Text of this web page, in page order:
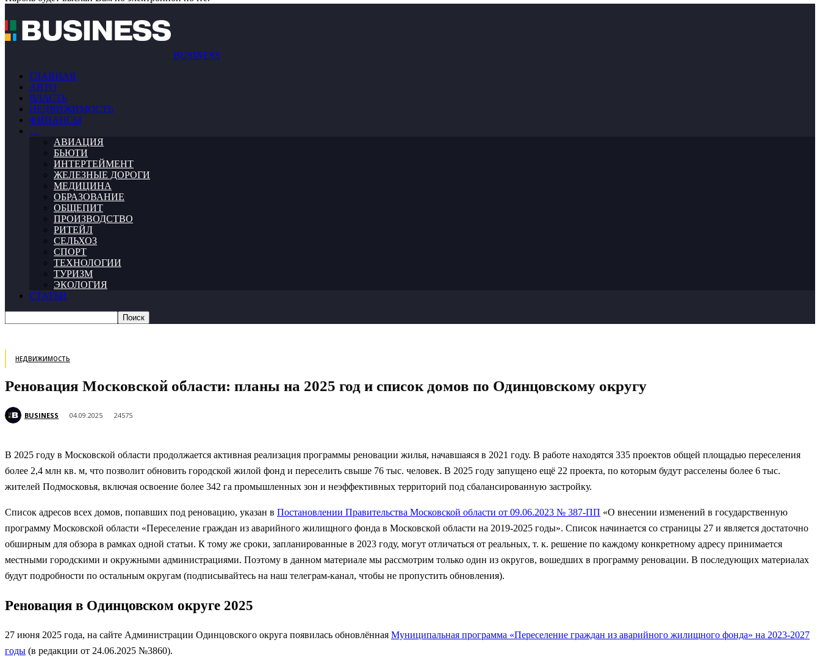
BUSINESS
ГЛАВНАЯ
АВТО
ВЛАСТЬ
НЕДВИЖИМОСТЬ
ФИНАНСЫ
…
АВИАЦИЯ
БЬЮТИ
ИНТЕРТЕЙМЕНТ
ЖЕЛЕЗНЫЕ ДОРОГИ
МЕДИЦИНА
ОБРАЗОВАНИЕ
ОБЩЕПИТ
ПРОИЗВОДСТВО
РИТЕЙЛ
СЕЛЬХОЗ
СПОРТ
ТЕХНОЛОГИИ
ТУРИЗМ
ЭКОЛОГИЯ
СТАТЬИ
НЕДВИЖИМОСТЬ
Реновация Московской области: планы на 2025 год и список домов по Одинцовскому округу
BUSINESS 04.09.2025 24575
В 2025 году в Московской области продолжается активная реализация программы реновации жилья, начавшаяся в 2021 году. В работе находятся 335 проектов общей площадью переселения
более 2,4 млн кв. м, что позволит обновить городской жилой фонд и переселить свыше 76 тыс. человек. В 2025 году запущено ещё 22 проекта, по которым будут расселены более 6 тыс.
жителей Подмосковья, включая освоение более 342 га промышленных зон и неэффективных территорий под сбалансированную застройку.
Список адресов всех домов, попавших под реновацию, указан в Постановлении Правительства Московской области от 09.06.2023 № 387-ПП «О внесении изменений в государственную
программу Московской области «Переселение граждан из аварийного жилищного фонда в Московской области на 2019-2025 годы». Список начинается со страницы 27 и является достаточно
обширным для обзора в рамках одной статьи. К тому же сроки, запланированные в 2023 году, могут отличаться от реальных, т. к. решение по каждому конкретному адресу принимается
местными городскими и окружными администрациями. Поэтому в данном материале мы рассмотрим только один из округов, вошедших в программу реновации. В последующих материалах
будут подробности по остальным округам (подписывайтесь на наш телеграм-канал, чтобы не пропустить обновления).
Реновация в Одинцовском округе 2025
27 июня 2025 года, на сайте Администрации Одинцовского округа появилась обновлённая Муниципальная программа «Переселение граждан из аварийного жилищного фонда» на 2023-2027
годы (в редакции от 24.06.2025 №3860).